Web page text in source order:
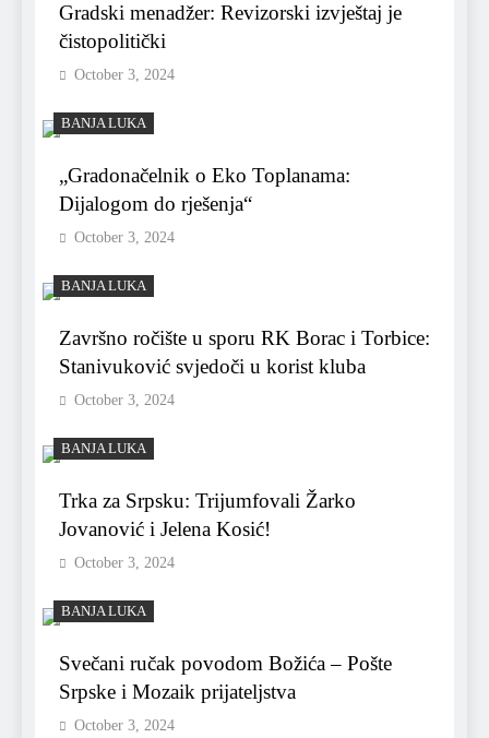
Gradski menadžer: Revizorski izvještaj je
čistopolitički
October 3, 2024
BANJA LUKA
„Gradonačelnik o Eko Toplanama:
Dijalogom do rješenja“
October 3, 2024
BANJA LUKA
Završno ročište u sporu RK Borac i Torbice:
Stanivuković svjedoči u korist kluba
October 3, 2024
BANJA LUKA
Trka za Srpsku: Trijumfovali Žarko
Jovanović i Jelena Kosić!
October 3, 2024
BANJA LUKA
Svečani ručak povodom Božića – Pošte
Srpske i Mozaik prijateljstva
October 3, 2024